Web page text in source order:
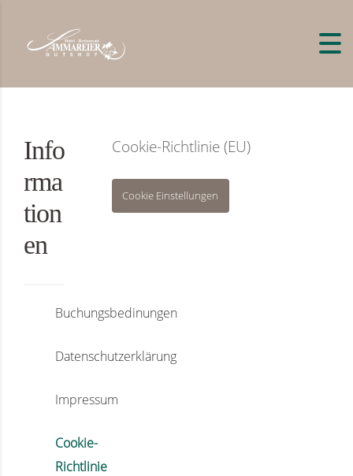
Info
rma
tion
en
Buchungsbedinungen
Datenschutzerklärung‎
Impressum
Cookie-
Richtlinie
Cookie-Richtlinie (EU)
Cookie Einstellungen